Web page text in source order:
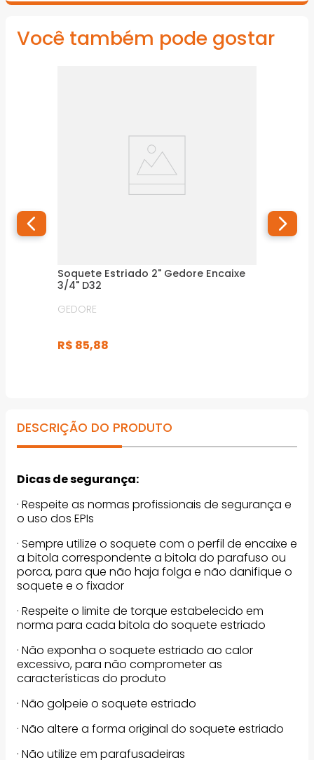
Você também pode gostar
Soquete Estriado 2" Gedore Encaixe
3/4" D32
GEDORE
R$ 85,88
DESCRIÇÃO DO PRODUTO
Dicas de segurança:
· Respeite as normas profissionais de segurança e
o uso dos EPIs
· Sempre utilize o soquete com o perfil de encaixe e
a bitola correspondente a bitola do parafuso ou
porca, para que não haja folga e não danifique o
soquete e o fixador
· Respeite o limite de torque estabelecido em
norma para cada bitola do soquete estriado
· Não exponha o soquete estriado ao calor
excessivo, para não comprometer as
características do produto
· Não golpeie o soquete estriado
· Não altere a forma original do soquete estriado
· Não utilize em parafusadeiras